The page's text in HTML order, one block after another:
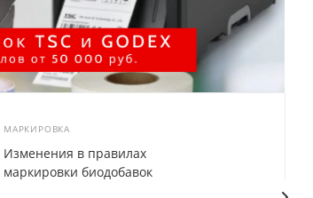
МАРКИРОВКА
Изменения в правилах
маркировки биодобавок